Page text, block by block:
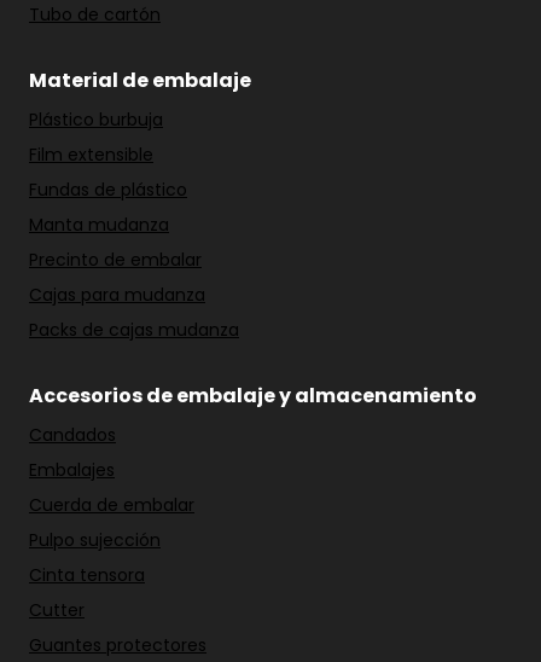
Tubo de cartón
Material de embalaje
Plástico burbuja
Film extensible
Fundas de plástico
Manta mudanza
Precinto de embalar
Cajas para mudanza
Packs de cajas mudanza
Accesorios de embalaje y almacenamiento
Candados
Embalajes
Cuerda de embalar
Pulpo sujección
Cinta tensora
Cutter
Guantes protectores